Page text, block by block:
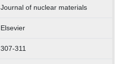
Journal of nuclear materials
Elsevier
307-311